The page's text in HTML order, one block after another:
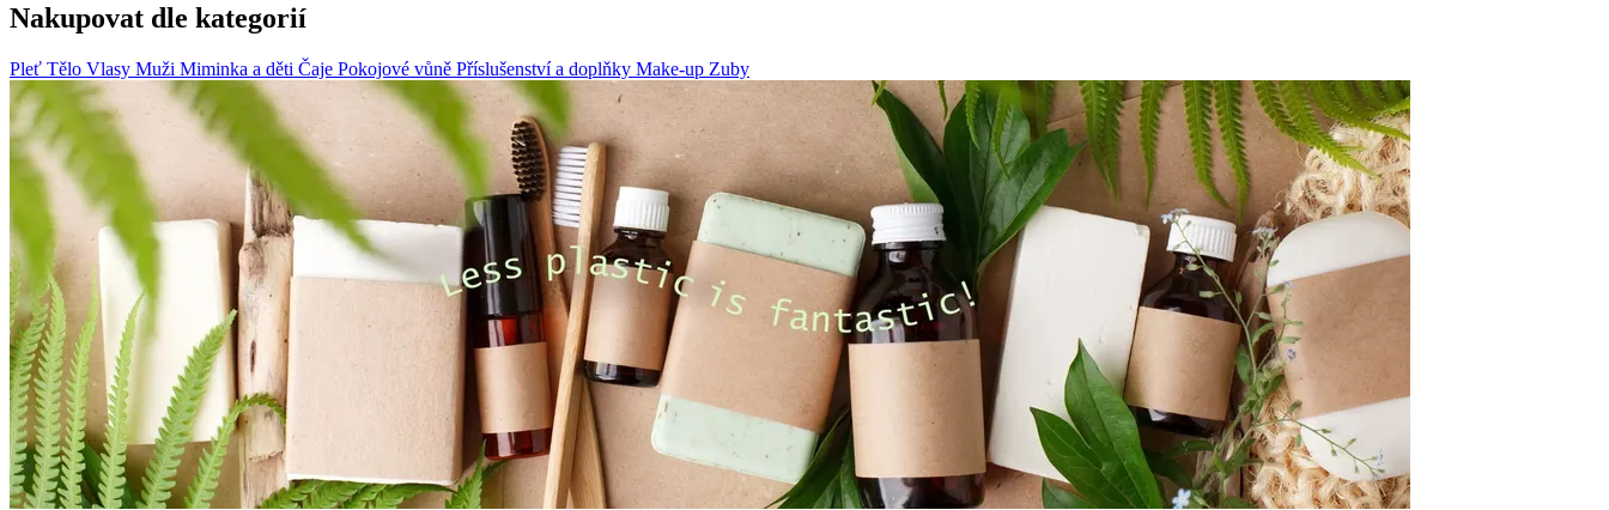
Nakupovat dle kategorií
Pleť Tělo Vlasy Muži Miminka a děti Čaje Pokojové vůně Příslušenství a doplňky Make-up Zuby